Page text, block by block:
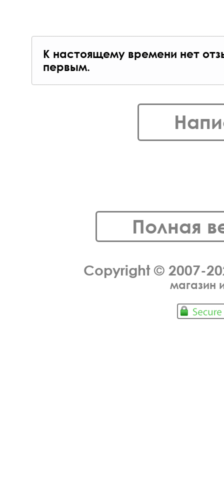
К настоящему времени нет
первым.
Полная
Copyright © 2007-
магазин